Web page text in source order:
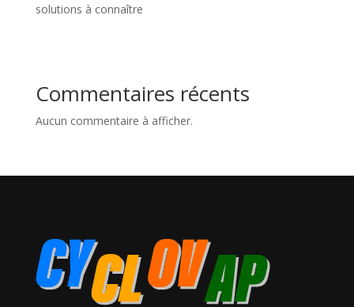
solutions à connaître
Commentaires récents
Aucun commentaire à afficher.